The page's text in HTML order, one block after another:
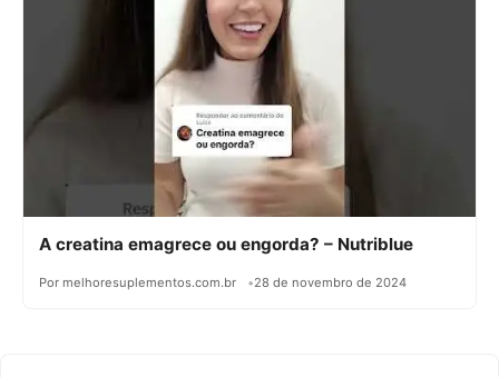
A creatina emagrece ou engorda? – Nutriblue
Por melhoresuplementos.com.br 28 de novembro de 2024